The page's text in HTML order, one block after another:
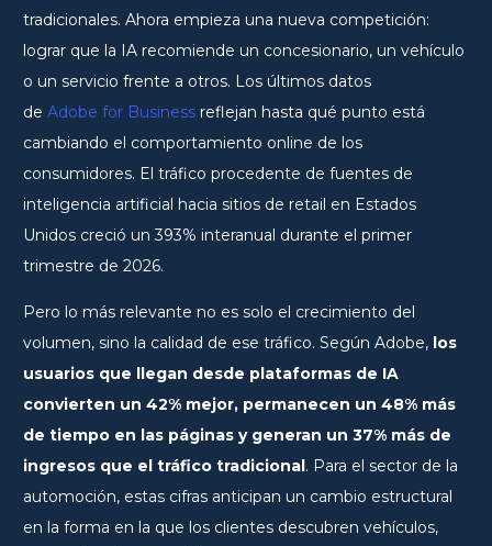
tradicionales. Ahora empieza una nueva competición:
lograr que la IA recomiende un concesionario, un vehículo
o un servicio frente a otros. Los últimos datos
de Adobe for Business reflejan hasta qué punto está
cambiando el comportamiento online de los
consumidores. El tráfico procedente de fuentes de
inteligencia artificial hacia sitios de retail en Estados
Unidos creció un 393% interanual durante el primer
trimestre de 2026.
Pero lo más relevante no es solo el crecimiento del
volumen, sino la calidad de ese tráfico. Según Adobe, los
usuarios que llegan desde plataformas de IA
convierten un 42% mejor, permanecen un 48% más
de tiempo en las páginas y generan un 37% más de
ingresos que el tráfico tradicional. Para el sector de la
automoción, estas cifras anticipan un cambio estructural
en la forma en la que los clientes descubren vehículos,